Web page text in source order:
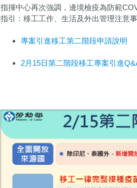
指揮中心再次強調，邊境檢疫為防範
指引：移工工作、生活及外出管理注意
專案引進移工第二階段申請說明
2月15日第二階段移工專案引進